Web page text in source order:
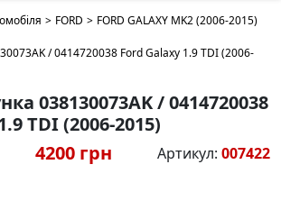
> FORD > FORD GALAXY MK2 (2006-2015)
/ 0414720038 Ford Galaxy 1.9 TDI (2006-
038130073AK / 0414720038
TDI (2006-2015)
4200 грн Артикул: 007422